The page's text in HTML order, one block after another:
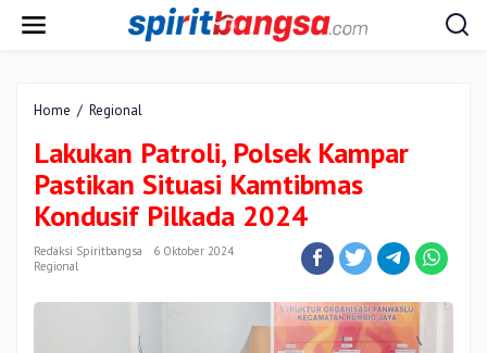
Home / Regional
Polsek
Kampar
Pastikan
Situasi
Kondusif
Lakukan Patroli, Polsek Kampar
Pastikan Situasi Kamtibmas
Kondusif Pilkada 2024
Redaksi Spiritbangsa
6 Oktober 2024
Regional